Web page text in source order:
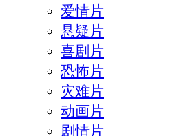
爱情片
悬疑片
喜剧片
恐怖片
灾难片
动画片
剧情片